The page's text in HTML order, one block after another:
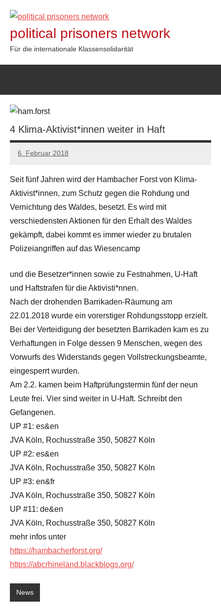
Inhalt
springen
political prisoners network
Für die internationale Klassensolidarität
4 Klima-Aktivist*innen weiter in Haft
6. Februar 2018
admin
Seit fünf Jahren wird der Hambacher Forst von Klima-
Aktivist*innen, zum Schutz gegen die Rohdung und
Vernichtung des Waldes, besetzt. Es wird mit
verschiedensten Aktionen für den Erhalt des Waldes
gekämpft, dabei kommt es immer wieder zu brutalen
Polizeiangriffen auf das Wiesencamp
und die Besetzer*innen sowie zu Festnahmen, U-Haft
und Haftstrafen für die Aktivisti*nnen.
Nach der drohenden Barrikaden-Räumung am
22.01.2018 wurde ein vorerstiger Rohdungsstopp erzielt.
Bei der Verteidigung der besetzten Barrikaden kam es zu
Verhaftungen in Folge dessen 9 Menschen, wegen des
Vorwurfs des Widerstands gegen Vollstreckungsbeamte,
eingesperrt wurden.
Am 2.2. kamen beim Haftprüfungstermin fünf der neun
Leute frei. Vier sind weiter in U-Haft. Schreibt den
Gefangenen.
UP #1: es&en
JVA Köln, Rochusstraße 350, 50827 Köln
UP #2: es&en
JVA Köln, Rochusstraße 350, 50827 Köln
UP #3: en&fr
JVA Köln, Rochusstraße 350, 50827 Köln
UP #11: de&en
JVA Köln, Rochusstraße 350, 50827 Köln
mehr infos unter
https://hambacherforst.org/
https://abcrhineland.blackblogs.org/
News